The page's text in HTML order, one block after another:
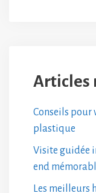
Articles
Conseils pour
plastique
Visite guidée
end
Les meilleurs